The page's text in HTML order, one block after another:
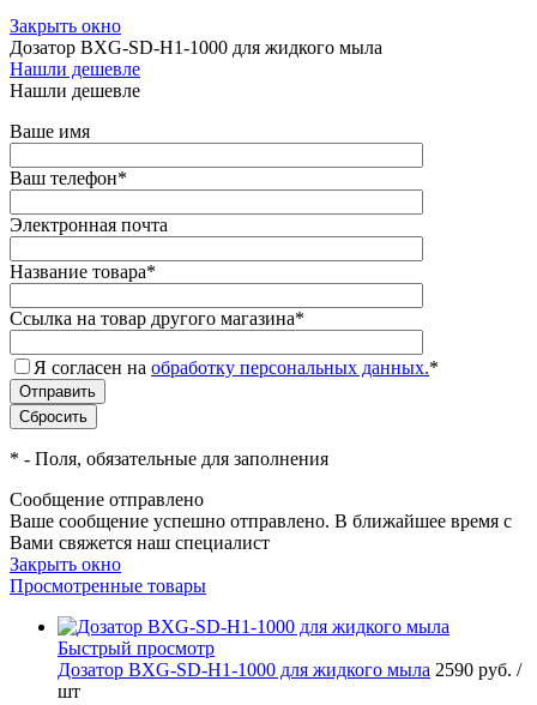
Закрыть окно
Дозатор BXG-SD-H1-1000 для жидкого мыла
Нашли дешевле
Нашли дешевле
Ваше имя
Ваш телефон*
Электронная почта
Название товара*
Ссылка на товар другого магазина*
Я согласен на обработку персональных данных.*
* - Поля, обязательные для заполнения
Сообщение отправлено
Ваше сообщение успешно отправлено. В ближайшее время с
Вами свяжется наш специалист
Закрыть окно
Просмотренные товары
Быстрый просмотр
Дозатор BXG-SD-H1-1000 для жидкого мыла 2590 руб. /
шт